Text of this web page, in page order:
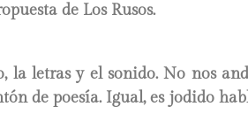
de Los Rusos.
la letras y el sonido. No nos
de poesía. Igual, es jodido